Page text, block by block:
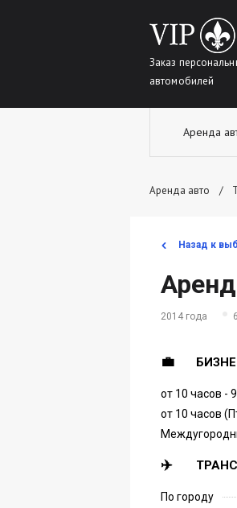
Заказ
автомобилей
Аренда
Аренда авто
Назад к
2014 года
от 10 часов -
от 10 часов
По городу